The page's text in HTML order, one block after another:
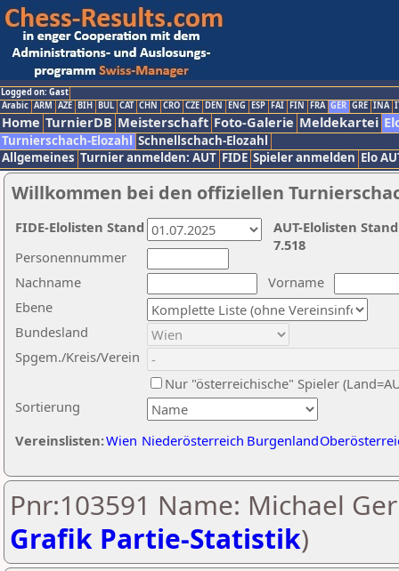
Logged on: Gast
Arabic ARM AZE BIH BUL CAT CHN CRO CZE DEN ENG ESP FAI FIN FRA GER GRE INA
Home TurnierDB Meisterschaft Foto-Galerie Meldekartei
Turnierschach-Elozahl Schnellschach-Elozahl
Allgemeines Turnier anmelden: AUT FIDE Spieler anmelden Elo
Willkommen bei den offiziellen
Nachname
Vorname
Ebene
Sortierung
Personennummer
Bundesland
Spgem./Kreis/Verein
Nur "österreichische" Spieler
Vereinslisten:Wien Niederösterreich Burgenland
AUT-Elolisten
7.518
FIDE-Elolisten Stand
Pnr:103591 Name: Michael
Grafik Partie-Statistik)